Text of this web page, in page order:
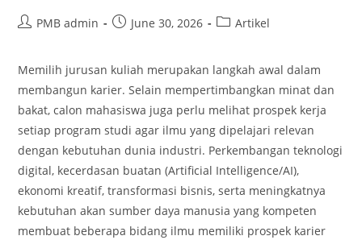
PostPMB admin
PostJune 30, 2026
PostArtikel
Memilih jurusan kuliah merupakan langkah awal dalam
membangun karier. Selain mempertimbangkan minat dan
bakat, calon mahasiswa juga perlu melihat prospek kerja
setiap program studi agar ilmu yang dipelajari relevan
dengan kebutuhan dunia industri. Perkembangan teknologi
digital, kecerdasan buatan (Artificial Intelligence/AI),
ekonomi kreatif, transformasi bisnis, serta meningkatnya
kebutuhan akan sumber daya manusia yang kompeten
membuat beberapa bidang ilmu memiliki prospek karier